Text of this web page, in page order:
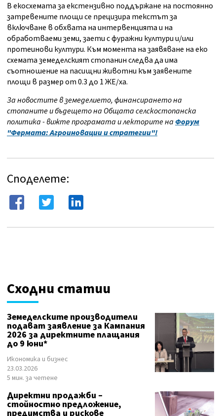
В екосхемата за екстензивно поддържане на постоянно
затревените площи се прецизира текстът за
включване в обхвата на интервенцията и на
обработваеми земи, заети с фуражни култури и/или
протеинови култури. Към момента на заявяване на еко
схемата земеделският стопанин следва да има
съотношение на пасищни животни към заявените
площи в размер от 0.3 до 1 ЖЕ/ха.
За новостите в земеделието, финансирането на
стопаните и бъдещето на Общата селскостопанска
политика - вижте програмата и лекторите наФорум
"Фермата: Агроиновации и стратегии"!
Споделете:
Сходни статии
Земеделските производители
подават заявление за Кампания
2026 за директните плащания
до 9 юни*
Икономика и бизнес
23.03.2026
5 мин. за четене
Директни продажби –
стойностно предложение,
предимства и рискове